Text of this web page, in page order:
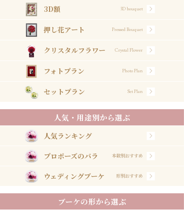
3D額 3D bouquet
押し花アート Pressed Bouquet
クリスタルフラワー Crystal Flower
フォトプラン Photo Plan
セットプラン Set Plan
人気・用途別から選ぶ
人気ランキング
プロポーズのバラ 本数別おすすめ
ウェディングブーケ 形別おすすめ
ブーケの形から選ぶ